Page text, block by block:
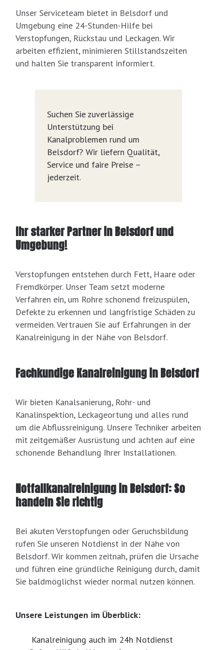
Unser Serviceteam bietet in Belsdorf und
Umgebung eine 24-Stunden-Hilfe bei
Verstopfungen, Rückstau und Leckagen. Wir
arbeiten effizient, minimieren Stillstandszeiten
und halten Sie transparent informiert.
Suchen Sie zuverlässige
Unterstützung bei
Kanalproblemen rund um
Belsdorf? Wir liefern Qualität,
Service und faire Preise –
jederzeit.
Ihr starker Partner in Belsdorf und
Umgebung!
Verstopfungen entstehen durch Fett, Haare oder
Fremdkörper. Unser Team setzt moderne
Verfahren ein, um Rohre schonend freizuspülen,
Defekte zu erkennen und langfristige Schäden zu
vermeiden. Vertrauen Sie auf Erfahrungen in der
Kanalreinigung in der Nähe von Belsdorf.
Fachkundige Kanalreinigung in Belsdorf
Wir bieten Kanalsanierung, Rohr- und
Kanalinspektion, Leckageortung und alles rund
um die Abflussreinigung. Unsere Techniker arbeiten
mit zeitgemäßer Ausrüstung und achten auf eine
schonende Behandlung Ihrer Installationen.
Notfallkanalreinigung in Belsdorf: So
handeln Sie richtig
Bei akuten Verstopfungen oder Geruchsbildung
rufen Sie unseren Notdienst in der Nähe von
Belsdorf. Wir kommen zeitnah, prüfen die Ursache
und führen eine gründliche Reinigung durch, damit
Sie baldmöglichst wieder normal nutzen können.
Unsere Leistungen im Überblick:
Kanalreinigung auch im 24h Notdienst